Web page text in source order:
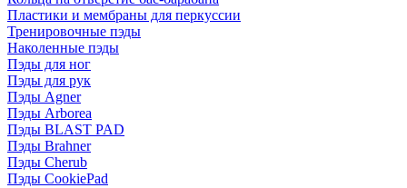
Пластики и мембраны для перкуссии
Тренировочные пэды
Наколенные пэды
Пэды для ног
Пэды для рук
Пэды Agner
Пэды Arborea
Пэды BLAST PAD
Пэды Brahner
Пэды Cherub
Пэды CookiePad